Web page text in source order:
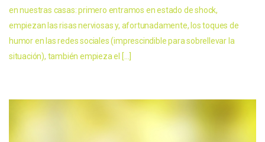
en nuestras casas: primero entramos en estado de shock,
empiezan las risas nerviosas y, afortunadamente, los toques de
humor en las redes sociales (imprescindible para sobrellevar la
situación), también empieza el […]